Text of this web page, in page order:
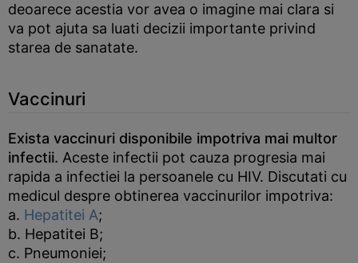
deoarece acestia vor avea o imagine mai clara si
va pot ajuta sa luati decizii importante privind
starea de sanatate.
Vaccinuri
Exista vaccinuri disponibile impotriva mai multor
infectii. Aceste infectii pot cauza progresia mai
rapida a infectiei la persoanele cu HIV. Discutati cu
medicul despre obtinerea vaccinurilor impotriva:
a. Hepatitei A;
b. Hepatitei B;
c. Pneumoniei;